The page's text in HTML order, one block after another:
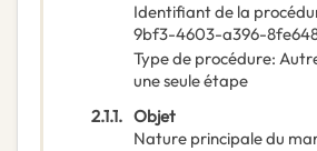
Identifiant de la
9bf3-4603-a396-
Type de procédure:
une seule étape
2.1.1. Objet
Nature principale du